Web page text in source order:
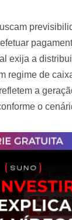
exija a
regime de
a
o